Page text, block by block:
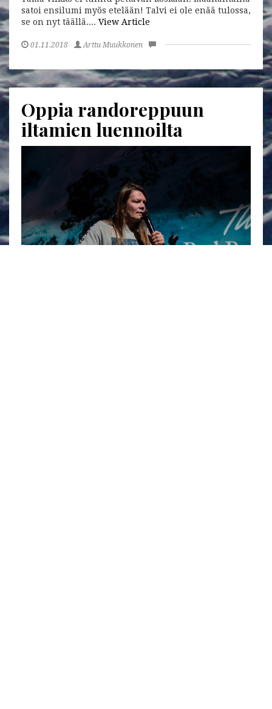
satoi ensilumi myös etelään! Talvi ei ole enää tulossa,
se on nyt täällä.... View Article
01.11.2018 Arttu Muukkonen
Oppia randoreppuun
iltamien luennoilta